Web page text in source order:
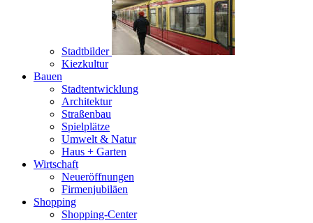
Stadtbilder
Kiezkultur
Bauen
Stadtentwicklung
Architektur
Straßenbau
Spielplätze
Umwelt & Natur
Haus + Garten
Wirtschaft
Neueröffnungen
Firmenjubiläen
Shopping
Shopping-Center